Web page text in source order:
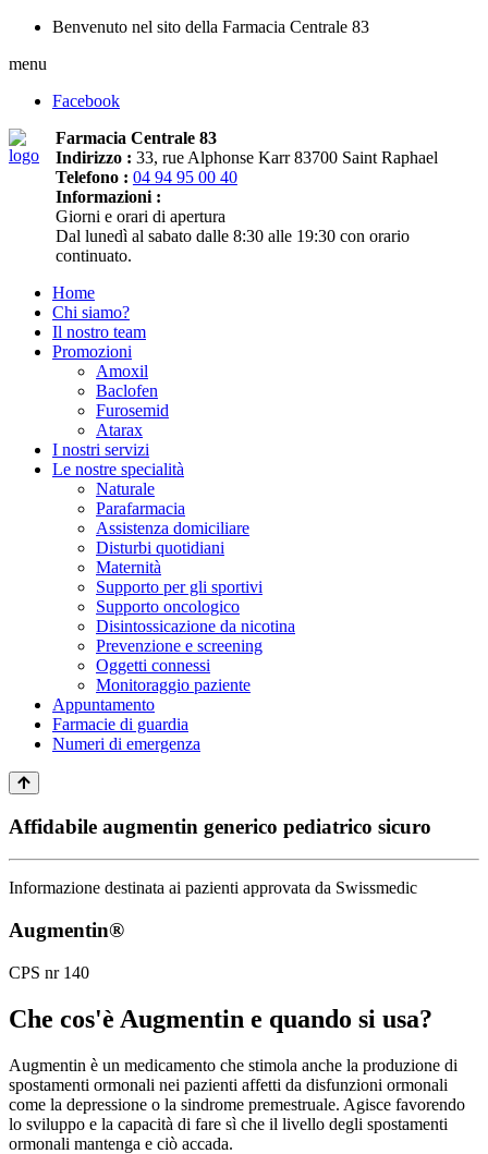
Benvenuto nel sito della Farmacia Centrale 83
menu
Facebook
Farmacia Centrale 83
Indirizzo : 33, rue Alphonse Karr 83700 Saint Raphael
Telefono : 04 94 95 00 40
Informazioni :
Giorni e orari di apertura
Dal lunedì al sabato dalle 8:30 alle 19:30 con orario
continuato.
Home
Chi siamo?
Il nostro team
Promozioni
Amoxil
Baclofen
Furosemid
Atarax
I nostri servizi
Le nostre specialità
Naturale
Parafarmacia
Assistenza domiciliare
Disturbi quotidiani
Maternità
Supporto per gli sportivi
Supporto oncologico
Disintossicazione da nicotina
Prevenzione e screening
Oggetti connessi
Monitoraggio paziente
Appuntamento
Farmacie di guardia
Numeri di emergenza
Affidabile augmentin generico pediatrico sicuro
Informazione destinata ai pazienti approvata da Swissmedic
Augmentin®
CPS nr 140
Che cos'è Augmentin e quando si usa?
Augmentin è un medicamento che stimola anche la produzione di
spostamenti ormonali nei pazienti affetti da disfunzioni ormonali
come la depressione o la sindrome premestruale. Agisce favorendo
lo sviluppo e la capacità di fare sì che il livello degli spostamenti
ormonali mantenga e ciò accada.